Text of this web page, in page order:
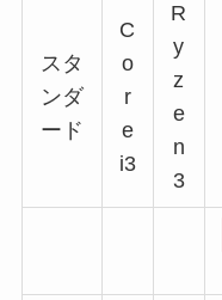
スタ
ンダ
ード
C
o
r
e
i3
R
y
z
e
n
3